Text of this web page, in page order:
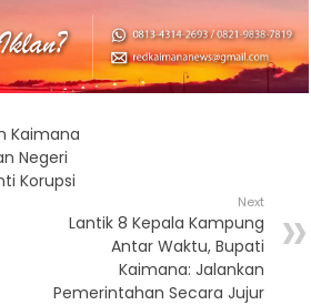
Kaimana
Negeri
Korupsi
Next
Lantik 8 Kepala Kampung
Antar Waktu, Bupati
Kaimana: Jalankan
Pemerintahan Secara Jujur